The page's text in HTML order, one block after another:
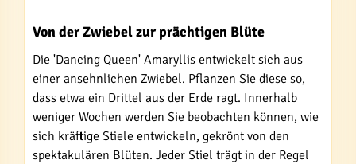
Von der Zwiebel zur prächtigen Blüte
Die 'Dancing Queen' Amaryllis entwickelt sich aus
einer ansehnlichen Zwiebel. Pflanzen Sie diese so,
dass etwa ein Drittel aus der Erde ragt. Innerhalb
weniger Wochen werden Sie beobachten können, wie
sich kräftige Stiele entwickeln, gekrönt von den
spektakulären Blüten. Jeder Stiel trägt in der Regel